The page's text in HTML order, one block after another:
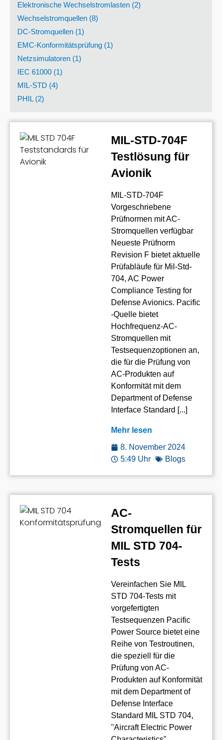
Elektronische Wechselstromlasten (2)
Wechselstromquellen (8)
DC-Stromquellen (1)
EMC-Konformitätsprüfung (1)
Netzsimulatoren (1)
IEC 61000 (1)
MIL-STD (4)
PHIL (2)
MIL-STD-704F
Testlösung für
Avionik
MIL-STD-704F
Vorgeschriebene
Prüfnormen mit AC-
Stromquellen verfügbar
Neueste Prüfnorm
Revision F bietet aktuelle
Prüfabläufe für Mil-Std-
704, AC Power
Compliance Testing for
Defense Avionics. Pacific
-Quelle bietet
Hochfrequenz-AC-
Stromquellen mit
Testsequenzoptionen an,
die für die Prüfung von
AC-Produkten auf
Konformität mit dem
Department of Defense
Interface Standard [...]
Mehr lesen
8. November 2024
5:49 Uhr
Blogs
AC-
Stromquellen für
MIL STD 704-
Tests
Vereinfachen Sie MIL
STD 704-Tests mit
vorgefertigten
Testsequenzen Pacific
Power Source bietet eine
Reihe von Testroutinen,
die speziell für die
Prüfung von AC-
Produkten auf Konformität
mit dem Department of
Defense Interface
Standard MIL STD 704,
"Aircraft Electric Power